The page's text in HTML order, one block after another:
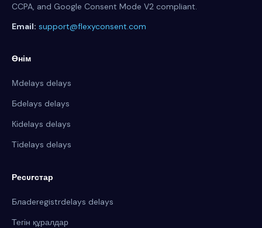
CCPA, and Google Consent Mode V2 compliant.
Email: support@flexyconsent.com
Өнім
Мdelays delays
Бdelays delays
Кіdelays delays
Тіdelays delays
Ресurстар
Блaderegistrdelays delays
Тегін құралдар